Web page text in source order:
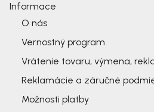
Informace
O nás
Vernostný program
Vrátenie tovaru, výmena,
Reklamácie a záručné
Možnosti platby